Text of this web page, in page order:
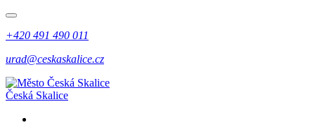
+420 491 490 011
urad@ceskaskalice.cz
Česká Skalice